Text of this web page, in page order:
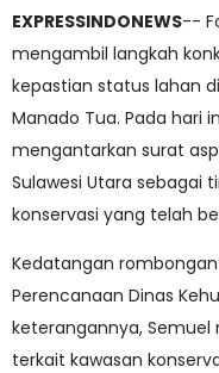
EXPRESSINDONEWS--
mengambil langkah
kepastian status lahan
Manado Tua. Pada hari
mengantarkan surat
Sulawesi Utara sebagai
konservasi yang telah
Kedatangan
Perencanaan Dinas
keterangannya,
terkait kawasan